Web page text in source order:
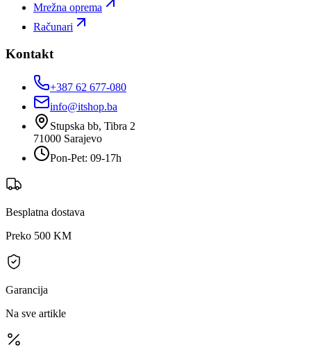
Mrežna oprema
Računari
Kontakt
+387 62 677-080
info@itshop.ba
Stupska bb, Tibra 2
71000 Sarajevo
Pon-Pet: 09-17h
Besplatna dostava
Preko 500 KM
Garancija
Na sve artikle